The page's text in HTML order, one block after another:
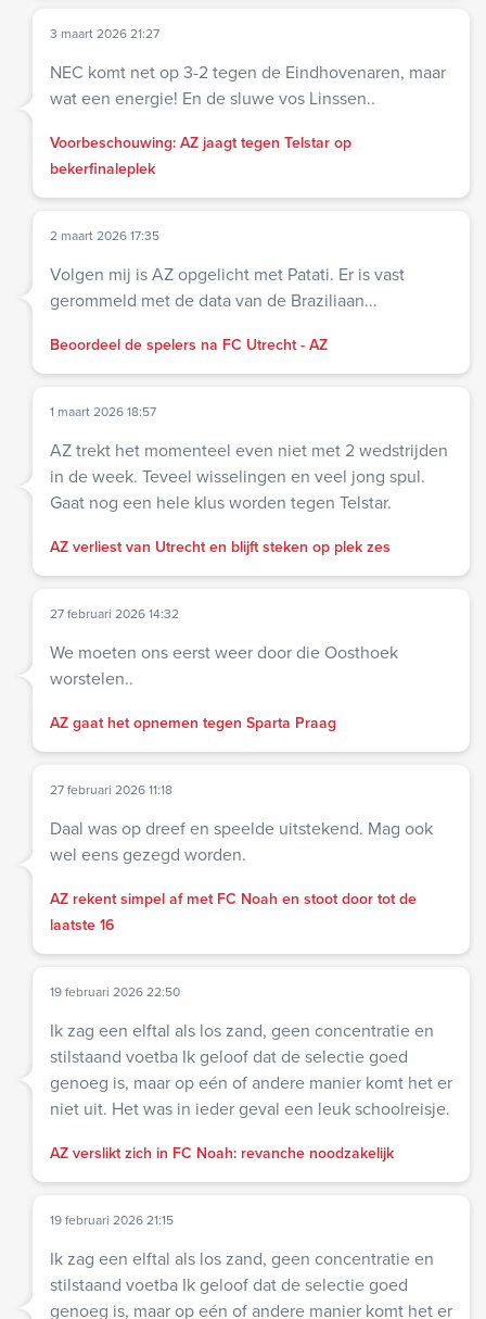
3 maart 2026 21:27
NEC komt net op 3-2 tegen de Eindhovenaren, maar
wat een energie! En de sluwe vos Linssen..
Voorbeschouwing: AZ jaagt tegen Telstar op
bekerfinaleplek
2 maart 2026 17:35
Volgen mij is AZ opgelicht met Patati. Er is vast
gerommeld met de data van de Braziliaan...
Beoordeel de spelers na FC Utrecht - AZ
1 maart 2026 18:57
AZ trekt het momenteel even niet met 2 wedstrijden
in de week. Teveel wisselingen en veel jong spul.
Gaat nog een hele klus worden tegen Telstar.
AZ verliest van Utrecht en blijft steken op plek zes
27 februari 2026 14:32
We moeten ons eerst weer door die Oosthoek
worstelen..
AZ gaat het opnemen tegen Sparta Praag
27 februari 2026 11:18
Daal was op dreef en speelde uitstekend. Mag ook
wel eens gezegd worden.
AZ rekent simpel af met FC Noah en stoot door tot de
laatste 16
19 februari 2026 22:50
Ik zag een elftal als los zand, geen concentratie en
stilstaand voetba Ik geloof dat de selectie goed
genoeg is, maar op eén of andere manier komt het er
niet uit. Het was in ieder geval een leuk schoolreisje.
AZ verslikt zich in FC Noah: revanche noodzakelijk
19 februari 2026 21:15
Ik zag een elftal als los zand, geen concentratie en
stilstaand voetba Ik geloof dat de selectie goed
genoeg is, maar op eén of andere manier komt het er